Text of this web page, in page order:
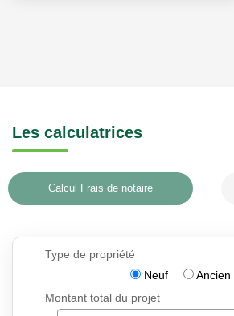
Les calculatrices
Calcul Frais de notaire